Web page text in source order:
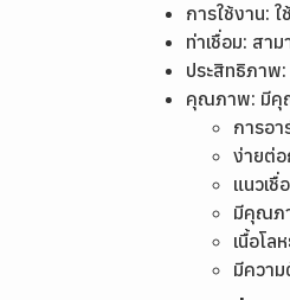
การใช้งาน:
ท่าเชื่อม: สา
ประสิทธิภาพ:
คุณภาพ: มีคุ
การอา
ง่ายต่
แนวเชื่
มีคุณภ
เนื้อโล
มีควา